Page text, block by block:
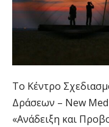
Το Κέντρο
Δράσεων – New
«Ανάδειξη και